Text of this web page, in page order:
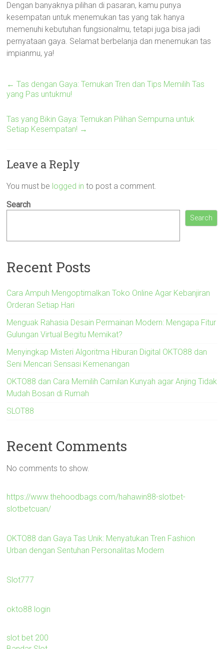
Dengan banyaknya pilihan di pasaran, kamu punya
kesempatan untuk menemukan tas yang tak hanya
memenuhi kebutuhan fungsionalmu, tetapi juga bisa jadi
pernyataan gaya. Selamat berbelanja dan menemukan tas
impianmu, ya!
← Tas dengan Gaya: Temukan Tren dan Tips Memilih Tas
yang Pas untukmu!
Tas yang Bikin Gaya: Temukan Pilihan Sempurna untuk
Setiap Kesempatan! →
Leave a Reply
You must be logged in to post a comment.
Search
Search
Recent Posts
Cara Ampuh Mengoptimalkan Toko Online Agar Kebanjiran
Orderan Setiap Hari
Menguak Rahasia Desain Permainan Modern: Mengapa Fitur
Gulungan Virtual Begitu Memikat?
Menyingkap Misteri Algoritma Hiburan Digital OKTO88 dan
Seni Mencari Sensasi Kemenangan
OKTO88 dan Cara Memilih Camilan Kunyah agar Anjing Tidak
Mudah Bosan di Rumah
SLOT88
Recent Comments
No comments to show.
https://www.thehoodbags.com/hahawin88-slotbet-
slotbetcuan/
OKTO88 dan Gaya Tas Unik: Menyatukan Tren Fashion
Urban dengan Sentuhan Personalitas Modern
Slot777
okto88 login
slot bet 200